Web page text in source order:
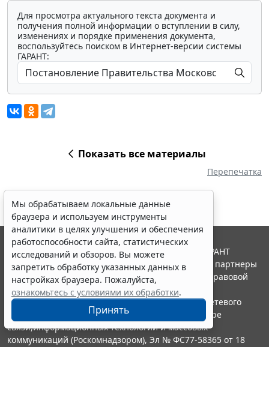
Для просмотра актуального текста документа и
получения полной информации о вступлении в силу,
изменениях и порядке применения документа,
воспользуйтесь поиском в Интернет-версии системы
ГАРАНТ:
Показать все материалы
Перепечатка
Мы обрабатываем локальные данные
браузера и используем инструменты
аналитики в целях улучшения и обеспечения
работоспособности сайта, статистических
исследований и обзоров. Вы можете
запретить обработку указанных данных в
настройках браузера. Пожалуйста,
ознакомьтесь с условиями их обработки.
Принять
© ООО "НПП "ГАРАНТ-СЕРВИС", 2026. Система ГАРАНТ
выпускается с 1990 года. Компания "Гарант" и ее партнеры
являются участниками Российской ассоциации правовой
информации ГАРАНТ.
Портал ГАРАНТ.РУ зарегистрирован в качестве сетевого
издания Федеральной службой по надзору в сфере
связи,информационных технологий и массовых
коммуникаций (Роскомнадзором), Эл № ФС77-58365 от 18